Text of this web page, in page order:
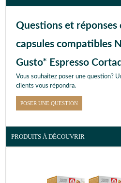
Questions et réponses
capsules compatibles
Gusto* Espresso
Vous souhaitez poser une question?
clients vous répondra.
POSER UNE QUESTION
PRODUITS À DÉCOUVRIR